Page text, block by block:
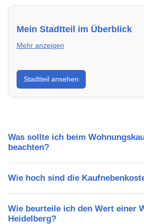
Mein Stadtteil im Überblick
Mehr anzeigen
Erfahre mehr über deinen Stadtteil
Lebensqualität,
Freizeitmöglichkeiten und
Stadtteil ansehen
Was sollte ich beim
beachten?
Wie hoch sind die
Wie beurteile ich den Wert einer
Heidelberg?